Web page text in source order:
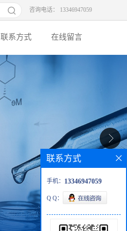
咨询电话： 13346947059
联系方式 在线留言
联系方式
手机： 13346947059
Q Q：